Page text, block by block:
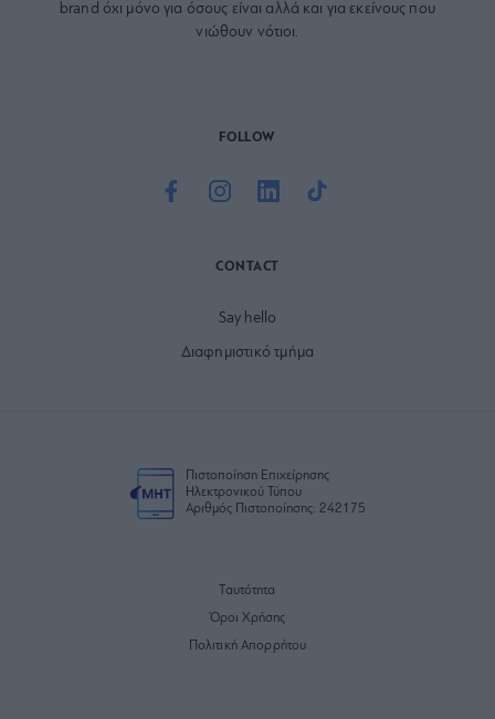
brand όχι μόνο για όσους είναι αλλά και για εκείνους που
νιώθουν νότιοι.
FOLLOW
CONTACT
Say hello
Διαφημιστικό τμήμα
Πιστοποίηση Επιχείρησης
Ηλεκτρονικού Τύπου
Αριθμός Πιστοποίησης: 242175
Ταυτότητα
Όροι Χρήσης
Πολιτική Απορρήτου